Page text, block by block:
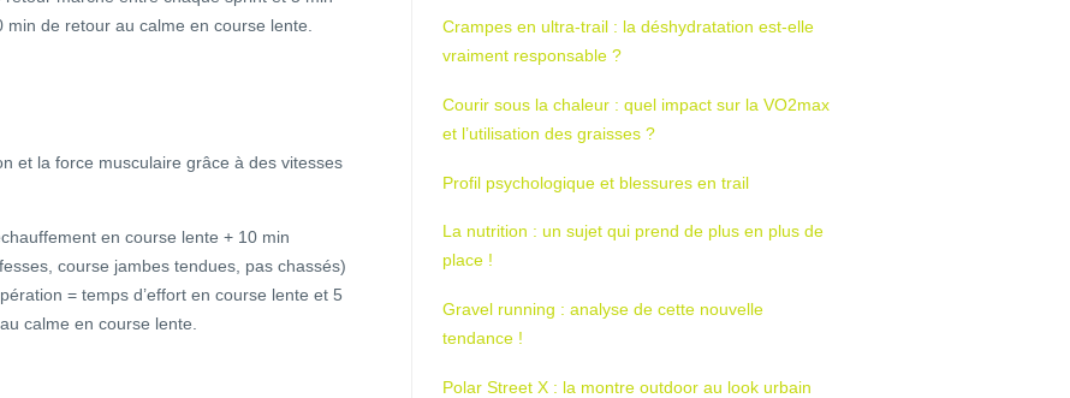
de retour au calme en course lente.
et la force musculaire grâce à des vitesses
en course lente + 10 min
course jambes tendues, pas chassés)
= temps d’effort en course lente et 5
calme en course lente.
Crampes en ultra-trail : la déshydratation est-elle
vraiment responsable ?
Courir sous la chaleur : quel impact sur la VO2max
et l’utilisation des graisses ?
Profil psychologique et blessures en trail
La nutrition : un sujet qui prend de plus en plus de
place !
Gravel running : analyse de cette nouvelle
tendance !
Polar Street X : la montre outdoor au look urbain